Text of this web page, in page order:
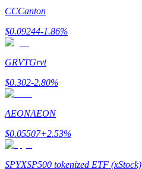
Afiliaci Bitrue
Aż do 65% prowizji!
Polecaj
CCCanton
$0.09244-1.86%
GRVTGrvt
$0.302-2.80%
AEONAEON
$0.05507+2.53%
SPYXSP500 tokenized ETF (xStock)